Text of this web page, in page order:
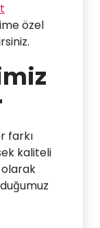
özel
farkı
kaliteli
olarak